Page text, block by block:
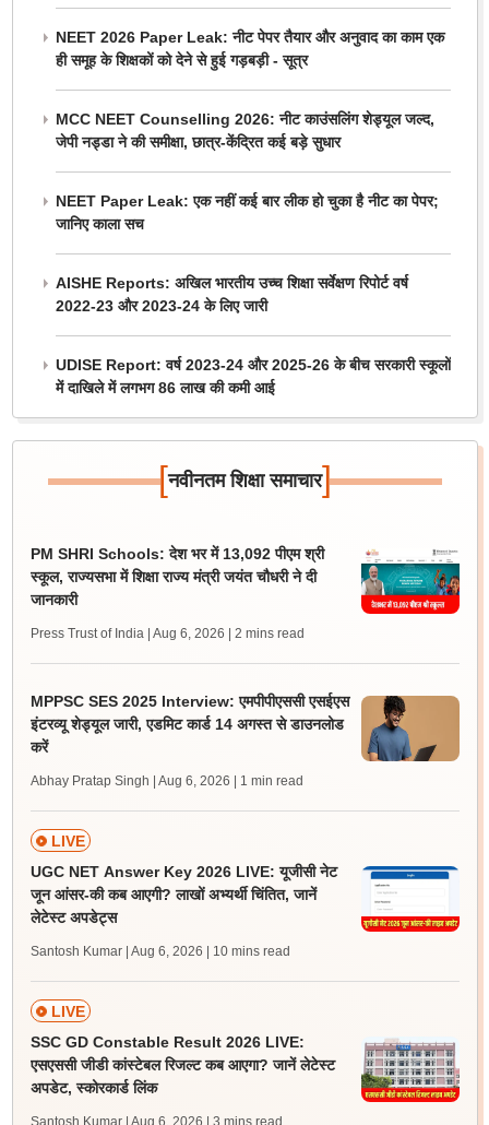
NEET 2026 Paper Leak: नीट पेपर तैयार और अनुवाद का काम एक
ही समूह के शिक्षकों को देने से हुई गड़बड़ी - सूत्र
MCC NEET Counselling 2026: नीट काउंसलिंग शेड्यूल जल्द,
जेपी नड्डा ने की समीक्षा, छात्र-केंद्रित कई बड़े सुधार
NEET Paper Leak: एक नहीं कई बार लीक हो चुका है नीट का पेपर;
जानिए काला सच
AISHE Reports: अखिल भारतीय उच्च शिक्षा सर्वेक्षण रिपोर्ट वर्ष
2022-23 और 2023-24 के लिए जारी
UDISE Report: वर्ष 2023-24 और 2025-26 के बीच सरकारी स्कूलों
में दाखिले में लगभग 86 लाख की कमी आई
[नवीनतम शिक्षा समाचार]
PM SHRI Schools: देश भर में 13,092 पीएम श्री
स्कूल, राज्यसभा में शिक्षा राज्य मंत्री जयंत चौधरी ने दी
जानकारी
Press Trust of India | Aug 6, 2026 | 2 mins read
MPPSC SES 2025 Interview: एमपीपीएससी एसईएस
इंटरव्यू शेड्यूल जारी, एडमिट कार्ड 14 अगस्त से डाउनलोड
करें
Abhay Pratap Singh | Aug 6, 2026 | 1 min read
LIVE
UGC NET Answer Key 2026 LIVE: यूजीसी नेट
जून आंसर-की कब आएगी? लाखों अभ्यर्थी चिंतित, जानें
लेटेस्ट अपडेट्स
Santosh Kumar | Aug 6, 2026 | 10 mins read
LIVE
SSC GD Constable Result 2026 LIVE:
एसएससी जीडी कांस्टेबल रिजल्ट कब आएगा? जानें लेटेस्ट
अपडेट, स्कोरकार्ड लिंक
Santosh Kumar | Aug 6, 2026 | 3 mins read